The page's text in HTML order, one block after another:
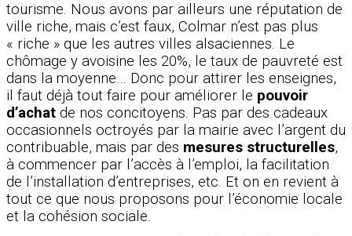
tourisme. Nous avons par ailleurs une réputation de
ville riche, mais c’est faux, Colmar n’est pas plus
« riche » que les autres villes alsaciennes. Le
chômage y avoisine les 20%, le taux de pauvreté est
dans la moyenne… Donc pour attirer les enseignes,
il faut déjà tout faire pour améliorer le pouvoir
d’achat de nos concitoyens. Pas par des cadeaux
occasionnels octroyés par la mairie avec l’argent du
contribuable, mais par des mesures structurelles,
à commencer par l’accès à l’emploi, la facilitation
de l’installation d’entreprises, etc. Et on en revient à
tout ce que nous proposons pour l’économie locale
et la cohésion sociale.